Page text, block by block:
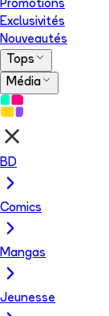
Promotions
Exclusivités
Nouveautés
Tops
Média
BD
Comics
Mangas
Jeunesse